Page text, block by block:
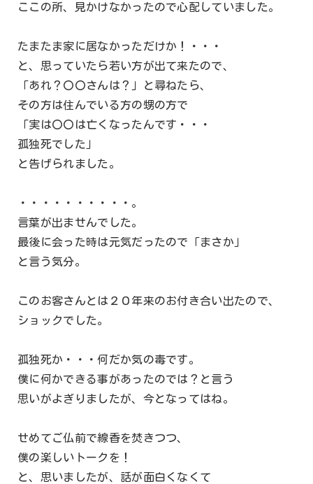
ここの所、見かけなかったので心配していました。
たまたま家に居なかっただけか！・・・
と、思っていたら若い方が出て来たので、
「あれ？〇〇さんは？」と尋ねたら、
その方は住んでいる方の甥の方で
「実は〇〇は亡くなったんです・・・
孤独死でした」
と告げられました。
・・・・・・・・・・。
言葉が出ませんでした。
最後に会った時は元気だったので「まさか」
と言う気分。
このお客さんとは２０年来のお付き合い出たので、
ショックでした。
孤独死か・・・何だか気の毒です。
僕に何かできる事があったのでは？と言う
思いがよぎりましたが、今となってはね。
せめてご仏前で線香を焚きつつ、
僕の楽しいトークを！
と、思いましたが、話が面白くなくて